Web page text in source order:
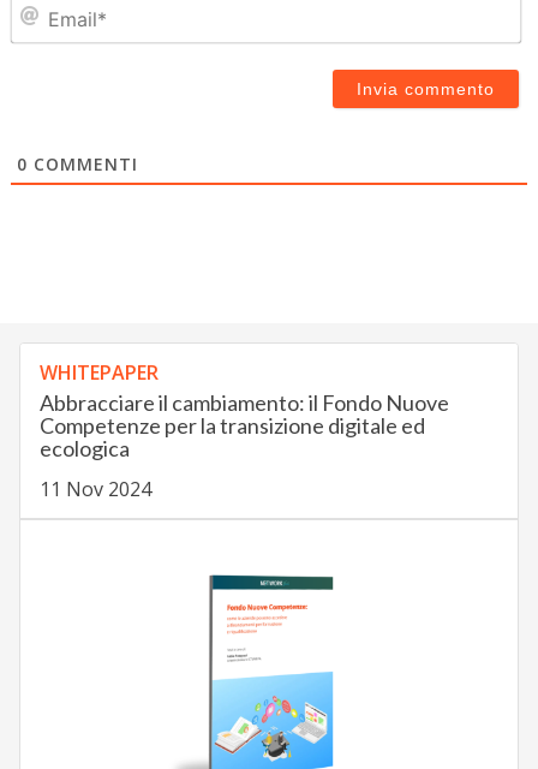
0 COMMENTI
WHITEPAPER
Abbracciare il cambiamento: il Fondo Nuove
Competenze per la transizione digitale ed
ecologica
11 Nov 2024